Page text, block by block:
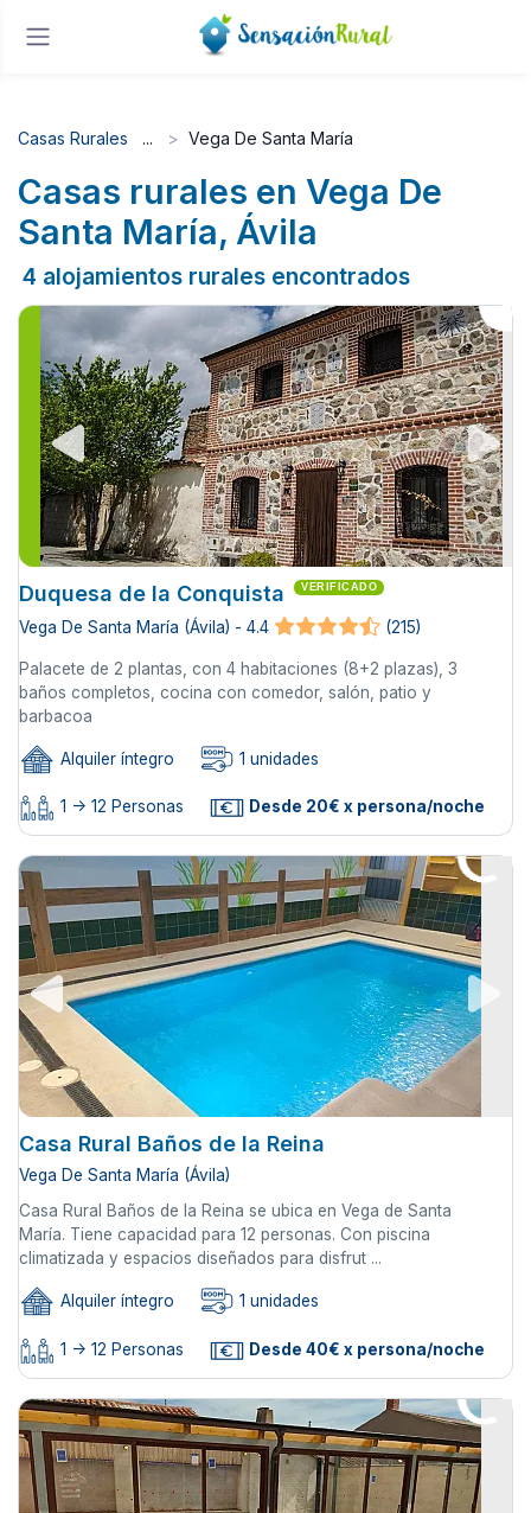
Casas Rurales Vega De Santa María
Casas rurales en Vega De
Santa María, Ávila
4 alojamientos rurales encontrados
Duquesa de la Conquista VERIFICADO
Vega De Santa María (Ávila) - 4.4 (215)
Palacete de 2 plantas, con 4 habitaciones (8+2 plazas), 3
baños completos, cocina con comedor, salón, patio y
barbacoa
Alquiler íntegro 1 unidades
1 -> 12 Personas Desde 20€ x persona/noche
Casa Rural Baños de la Reina
Vega De Santa María (Ávila)
Casa Rural Baños de la Reina se ubica en Vega de Santa
María. Tiene capacidad para 12 personas. Con piscina
climatizada y espacios diseñados para disfrut ...
Alquiler íntegro 1 unidades
1 -> 12 Personas Desde 40€ x persona/noche